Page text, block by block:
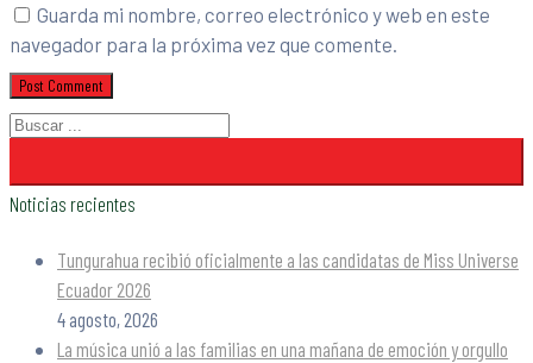
Guarda mi nombre, correo electrónico y web en este
navegador para la próxima vez que comente.
Noticias recientes
Tungurahua recibió oficialmente a las candidatas de Miss Universe
Ecuador 2026
4 agosto, 2026
La música unió a las familias en una mañana de emoción y orgullo